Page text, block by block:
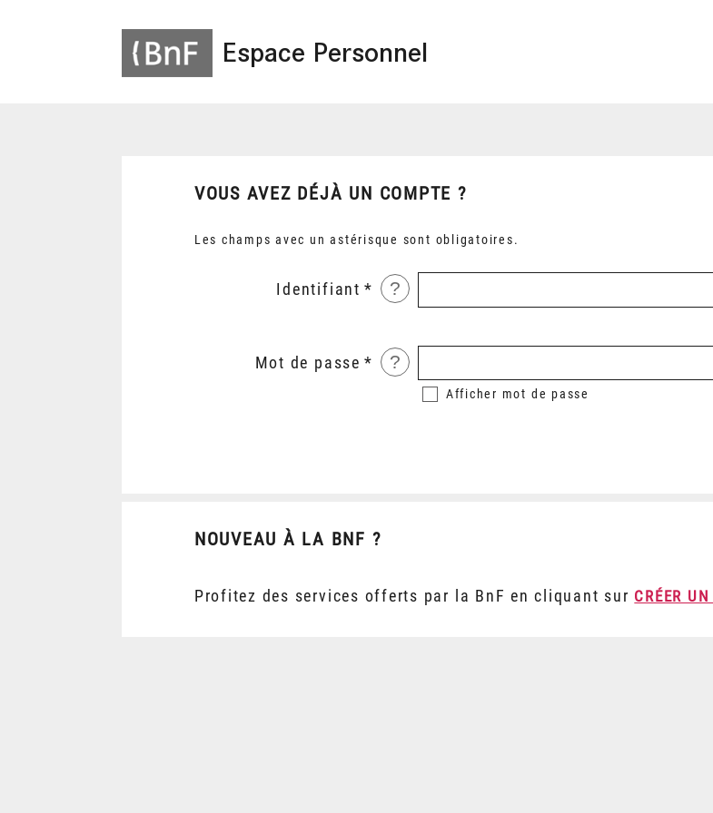
Espace Personnel
VOUS AVEZ DÉJÀ UN COMPTE ?
Les champs avec un astérisque sont obligatoires.
Identifiant ?
Mot de passe ?
Afficher mot de passe
NOUVEAU À LA BNF ?
Profitez des services offerts par la BnF en cliquant sur CRÉER